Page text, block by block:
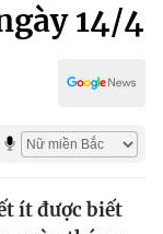
14/4
ít được biết